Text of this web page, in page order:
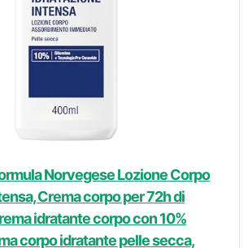
Norvegese Lozione Corpo
Crema corpo per 72h di
idratante corpo con 10%
corpo idratante pelle secca,